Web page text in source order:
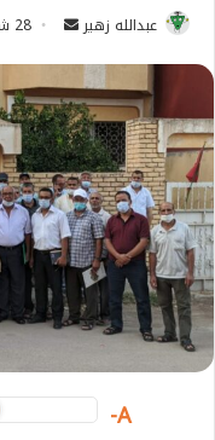
عبدالله زهير
n
d
a
n
e
m
a
i
l
28 شتنبر 2021
A-